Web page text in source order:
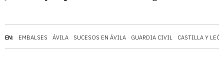
EN: EMBALSES ÁVILA SUCESOS EN ÁVILA GUARDIA CIVIL CASTILLA Y